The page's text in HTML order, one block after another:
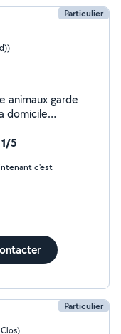
Particulier
animaux garde
domicile
5
c'est
Particulier